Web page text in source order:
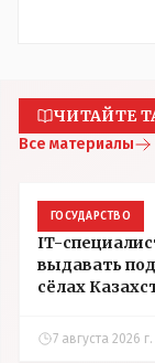
ЧИТАЙТЕ
Все материалы
ГОСУДАРСТВО
IT-
выдавать
сёлах
7 августа 2026